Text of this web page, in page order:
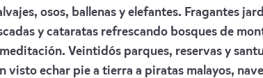
osos, ballenas y elefantes. Fragantes
y cataratas refrescando bosques de
Veintidós parques, reservas y
visto echar pie a tierra a piratas malayos,